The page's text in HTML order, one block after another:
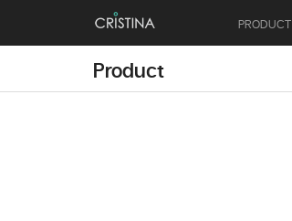
PRODUCT
Product